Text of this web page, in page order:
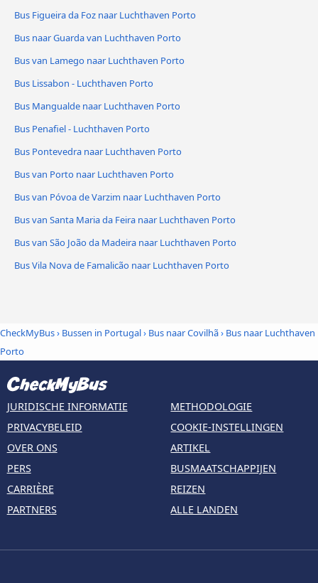
Bus Figueira da Foz naar Luchthaven Porto
Bus naar Guarda van Luchthaven Porto
Bus van Lamego naar Luchthaven Porto
Bus Lissabon - Luchthaven Porto
Bus Mangualde naar Luchthaven Porto
Bus Penafiel - Luchthaven Porto
Bus Pontevedra naar Luchthaven Porto
Bus van Porto naar Luchthaven Porto
Bus van Póvoa de Varzim naar Luchthaven Porto
Bus van Santa Maria da Feira naar Luchthaven Porto
Bus van São João da Madeira naar Luchthaven Porto
Bus Vila Nova de Famalicão naar Luchthaven Porto
CheckMyBus› Bussen in Portugal› Bus naar Covilhã› Bus naar Luchthaven
Porto
JURIDISCHE INFORMATIE
PRIVACYBELEID
OVER ONS
PERS
CARRIÈRE
PARTNERS
METHODOLOGIE
COOKIE-INSTELLINGEN
ARTIKEL
BUSMAATSCHAPPIJEN
REIZEN
ALLE LANDEN